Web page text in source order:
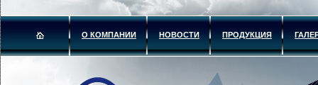
О КОМПАНИИ НОВОСТИ ПРОДУКЦИЯ